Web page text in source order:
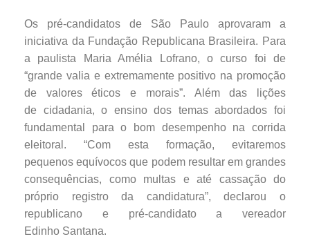
Os pré-candidatos de São Paulo aprovaram a
iniciativa da Fundação Republicana Brasileira. Para
a paulista Maria Amélia Lofrano, o curso foi de
“grande valia e extremamente positivo na promoção
de valores éticos e morais”. Além das lições
de cidadania, o ensino dos temas abordados foi
fundamental para o bom desempenho na corrida
eleitoral. “Com esta formação, evitaremos
pequenos equívocos que podem resultar em grandes
consequências, como multas e até cassação do
próprio registro da candidatura”, declarou o
republicano e pré-candidato a vereador
Edinho Santana.